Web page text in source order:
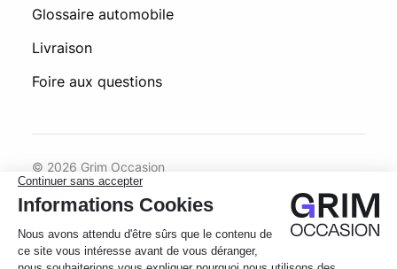
Glossaire automobile
Livraison
Foire aux questions
© 2026 Grim Occasion
Conditions générales d’utilisation
Politique de confidentialité